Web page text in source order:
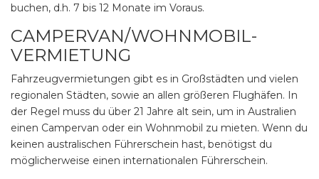
buchen, d.h. 7 bis 12 Monate im Voraus.
CAMPERVAN/WOHNMOBIL-
VERMIETUNG
Fahrzeugvermietungen gibt es in Großstädten und vielen
regionalen Städten, sowie an allen größeren Flughäfen. In
der Regel muss du über 21 Jahre alt sein, um in Australien
einen Campervan oder ein Wohnmobil zu mieten. Wenn du
keinen australischen Führerschein hast, benötigst du
möglicherweise einen internationalen Führerschein.